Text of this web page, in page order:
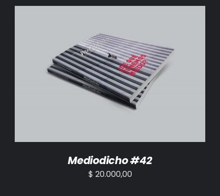
AÑADIR AL CARRITO / DETALLES
Mediodicho #42
$ 20.000,00